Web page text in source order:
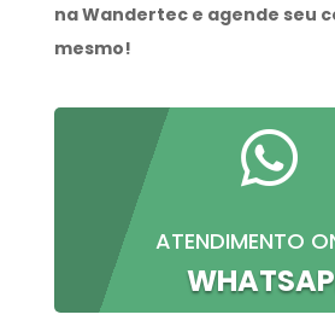
na Wandertec e agende seu
mesmo!

ATENDIMENTO